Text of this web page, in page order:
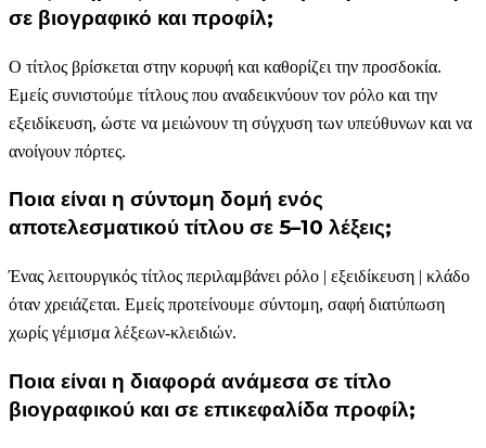
σε βιογραφικό και προφίλ;
Ο τίτλος βρίσκεται στην κορυφή και καθορίζει την προσδοκία.
Εμείς συνιστούμε τίτλους που αναδεικνύουν τον ρόλο και την
εξειδίκευση, ώστε να μειώνουν τη σύγχυση των υπεύθυνων και να
ανοίγουν πόρτες.
Ποια είναι η σύντομη δομή ενός
αποτελεσματικού τίτλου σε 5–10 λέξεις;
Ένας λειτουργικός τίτλος περιλαμβάνει ρόλο | εξειδίκευση | κλάδο
όταν χρειάζεται. Εμείς προτείνουμε σύντομη, σαφή διατύπωση
χωρίς γέμισμα λέξεων-κλειδιών.
Ποια είναι η διαφορά ανάμεσα σε τίτλο
βιογραφικού και σε επικεφαλίδα προφίλ;